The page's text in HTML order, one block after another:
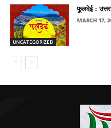
UNCATEGORIZED
फूलदेई :
MARCH 17,